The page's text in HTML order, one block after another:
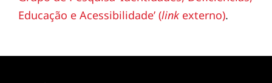
Educação e Acessibilidade’ (link externo).